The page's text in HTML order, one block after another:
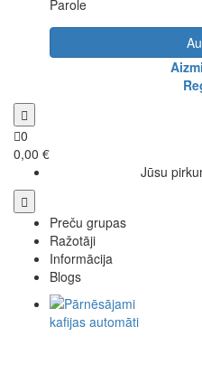
Parole
0
0,00 €
Jūsu
Preču grupas
Ražotāji
Informācija
Blogs